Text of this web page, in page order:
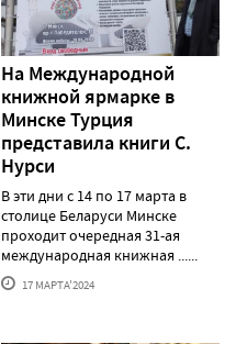
На Международной
книжной ярмарке в
Минске Турция
представила книги С.
Нурси
В эти дни с 14 по 17 марта в
столице Беларуси Минске
проходит очередная 31-ая
международная книжная ......
17 МАРТА'2024